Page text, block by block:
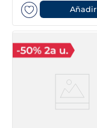
Añadir